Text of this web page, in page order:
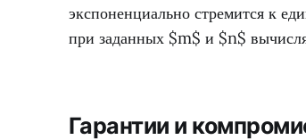
экспоненциально стремится к
при заданных $m$ и $n$
Гарантии и